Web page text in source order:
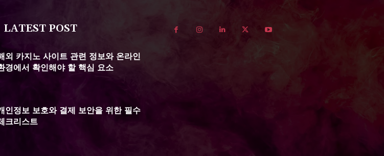
LATEST POST
외 카지노 사이트 관련 정보와 온라인
경에서 확인해야 할 핵심 요소
인정보 보호와 결제 보안을 위한 필수
크리스트